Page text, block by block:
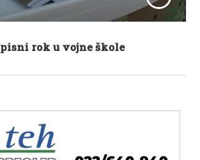
rok u vojne škole